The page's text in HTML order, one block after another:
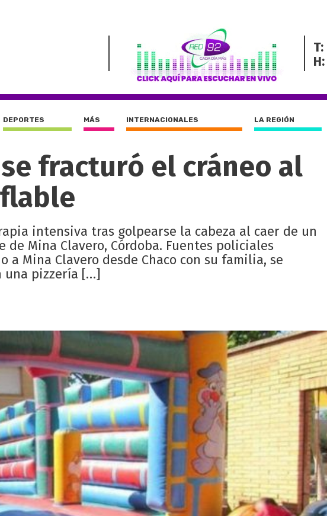
T:
H:
DEPORTES MÁS INTERNACIONALES LA REGIÓN
fracturó el cráneo al
intensiva tras golpearse la cabeza al caer de un
Mina Clavero, Córdoba. Fuentes policiales
Mina Clavero desde Chaco con su familia, se
una pizzería […]